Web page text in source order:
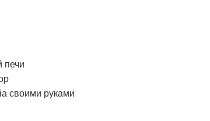
печи
своими руками